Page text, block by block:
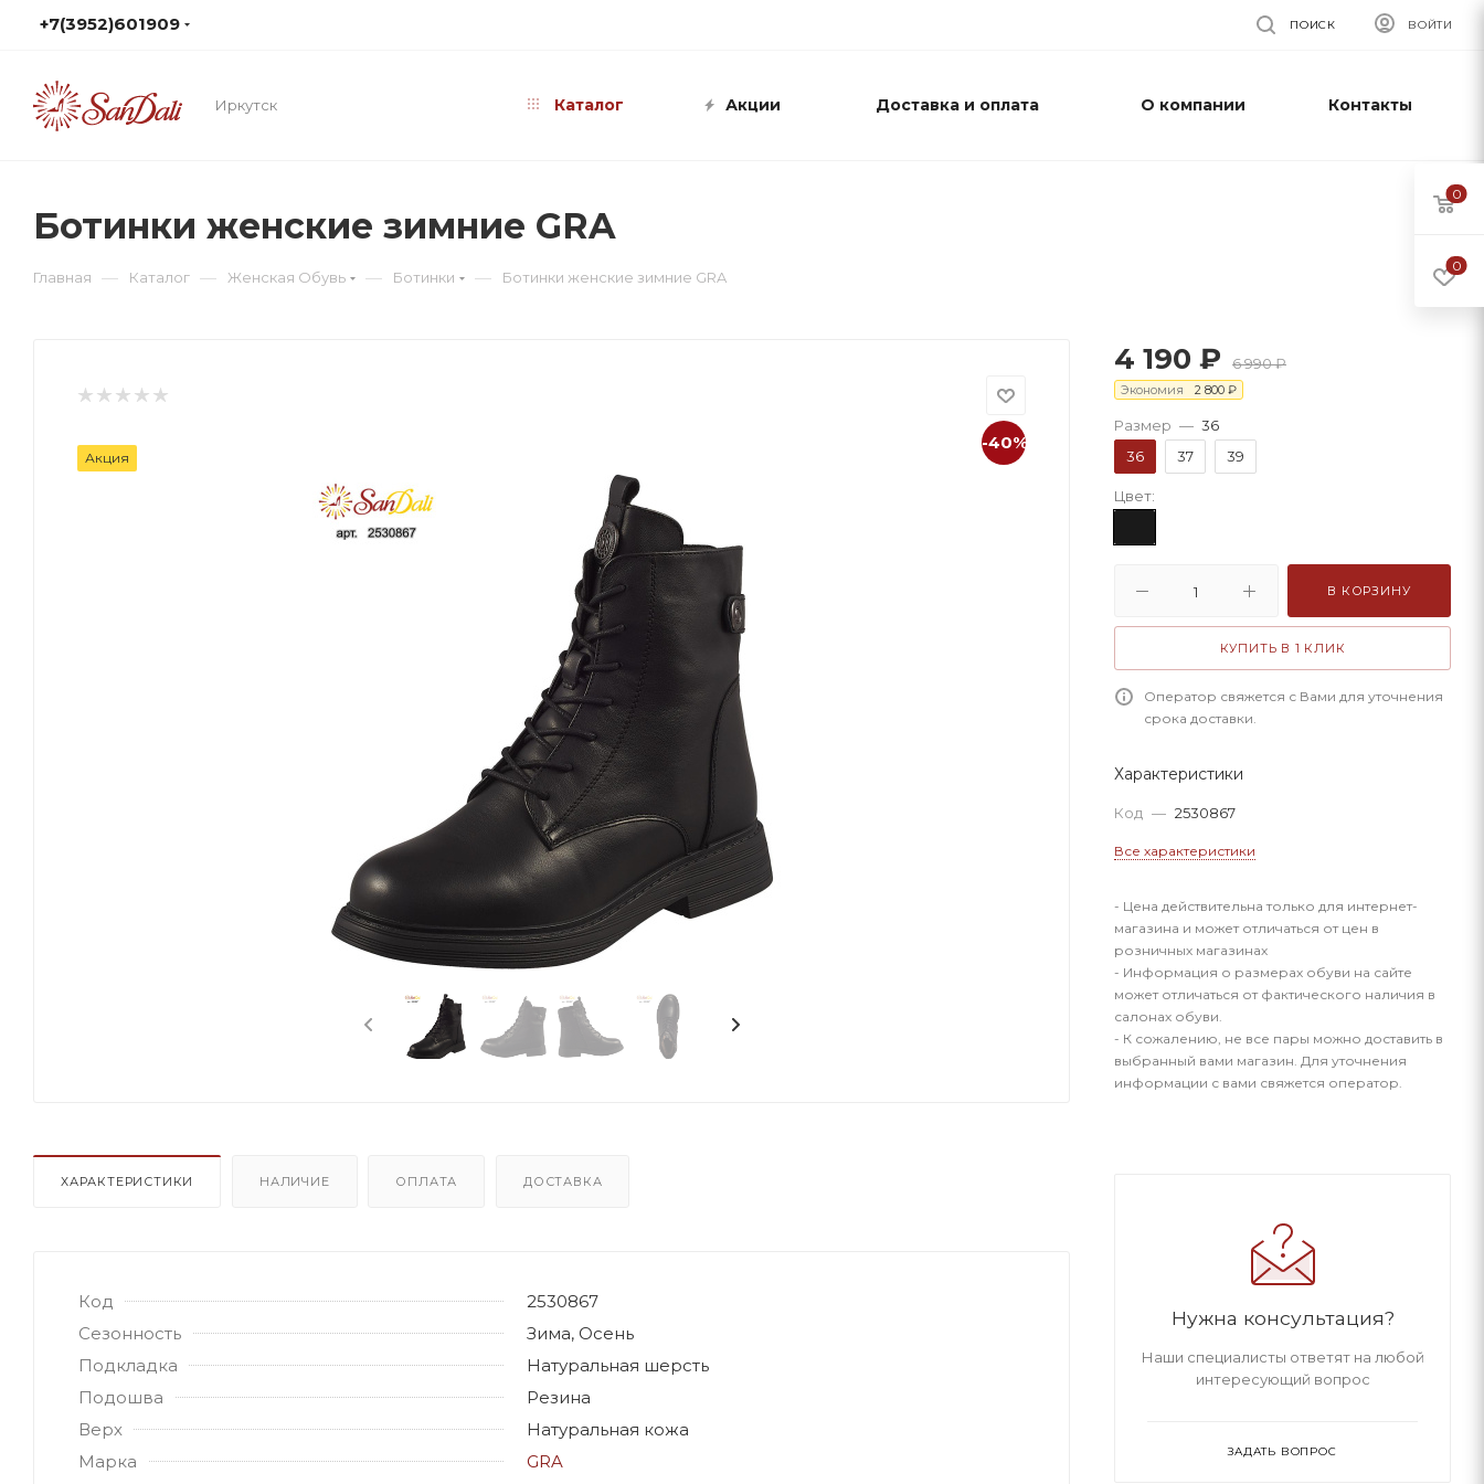
+7(3952)601909 ВОЙТИ
ПОИСК
Иркутск Каталог Акции Доставка и оплата О компании Контакты
Ботинки женские зимние GRA
Главная — Каталог — Женская Обувь — Ботинки — Ботинки женские зимние GRA
-40%
Акция
ХАРАКТЕРИСТИКИ НАЛИЧИЕ ОПЛАТА ДОСТАВКА
Код
2530867
Сезонность
Зима, Осень
Подкладка
Натуральная шерсть
Подошва
Резина
Верх
Натуральная кожа
Марка
GRA
4 190 ₽ 6 990₽
Экономия 2 800 ₽
Размер — 36
36
37 39
Цвет:
В КОРЗИНУ
КУПИТЬ В 1 КЛИК
Оператор свяжется с Вами для уточнения
срока доставки.
Характеристики
Код — 2530867
Все характеристики
- Цена действительна только для интернет-
магазина и может отличаться от цен в
розничных магазинах
- Информация о размерах обуви на сайте
может отличаться от фактического наличия в
салонах обуви.
- К сожалению, не все пары можно доставить в
выбранный вами магазин. Для уточнения
информации с вами свяжется оператор.
Нужна консультация?
Наши специалисты ответят на любой
интересующий вопрос
ЗАДАТЬ ВОПРОС
0
0